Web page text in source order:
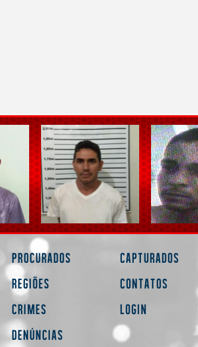
Procurados
Regiões
Crimes
Denúncias
Capturados
Contatos
Login